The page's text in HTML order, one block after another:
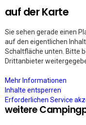
auf der Karte
Sie sehen gerade einen
auf den eigentlichen
Schaltfläche unten. Bitte
Drittanbieter
Mehr Informationen
Inhalte entsperren
Erforderlichen Service
weitere